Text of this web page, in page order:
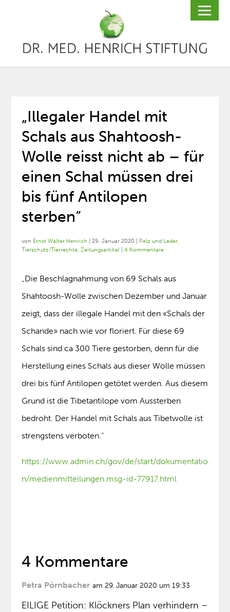
„Illegaler Handel mit
Schals aus Shahtoosh-
Wolle reisst nicht ab – für
einen Schal müssen drei
bis fünf Antilopen
sterben“
von Ernst Walter Henrich |29. Januar 2020 Pelz und Leder,
Tierschutz/Tierrechte,Zeitungsartikel |4 Kommentare
„Die Beschlagnahmung von 69 Schals aus
Shahtoosh-Wolle zwischen Dezember und Januar
zeigt, dass der illegale Handel mit den «Schals der
Schande» nach wie vor floriert. Für diese 69
Schals sind ca 300 Tiere gestorben, denn für die
Herstellung eines Schals aus dieser Wolle müssen
drei bis fünf Antilopen getötet werden. Aus diesem
Grund ist die Tibetantilope vom Aussterben
bedroht. Der Handel mit Schals aus Tibetwolle ist
strengstens verboten.“
https://www.admin.ch/gov/de/start/dokumentatio
n/medienmitteilungen.msg-id-77917.html
4 Kommentare
Petra Pörnbacher am 29. Januar 2020 um 19:33
EILIGE Petition: Klöckners Plan verhindern –